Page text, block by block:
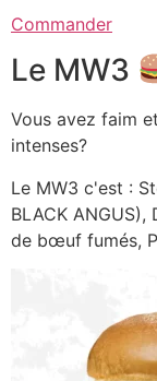
Commander
Le MW3
Vous avez faim
intenses?
Le MW3 c'est :
BLACK
de bœuf fumés,